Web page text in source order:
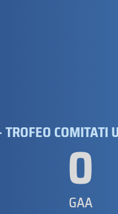
COMITATI
0
GAA